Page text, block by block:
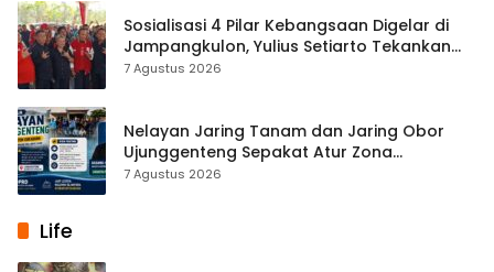
Sosialisasi 4 Pilar Kebangsaan Digelar di
Jampangkulon, Yulius Setiarto Tekankan
Pentingnya Persatuan
7 Agustus 2026
Nelayan Jaring Tanam dan Jaring Obor
Ujunggenteng Sepakat Atur Zona
Penangkapan
7 Agustus 2026
Life